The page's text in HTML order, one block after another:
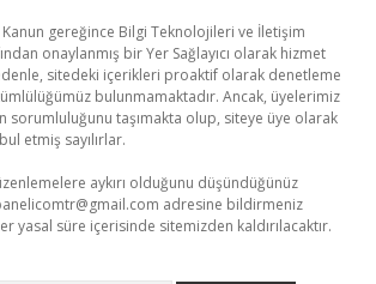
Kanun gereğince Bilgi Teknolojileri ve İletişim
onaylanmış bir Yer Sağlayıcı olarak hizmet
sitedeki içerikleri proaktif olarak denetleme
bulunmamaktadır. Ancak, üyelerimiz
sorumluluğunu taşımakta olup, siteye üye olarak
etmiş sayılırlar.
aykırı olduğunu düşündüğünüz
adresine bildirmeniz
yasal süre içerisinde sitemizden kaldırılacaktır.